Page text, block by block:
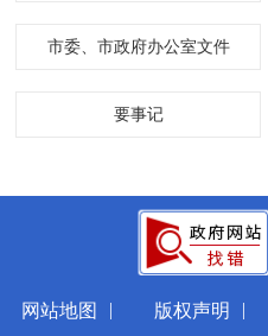
市委、市政府办公室文件
要事记
网站地图 | 版权声明 |